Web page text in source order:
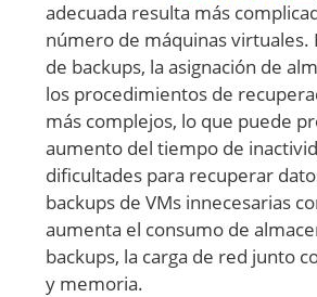
adecuada resulta más
número de máquinas virtuales.
de backups, la asignación de
los procedimientos de
más complejos, lo que puede
aumento del tiempo de
dificultades para recuperar
backups de VMs innecesarias
aumenta el consumo de
backups, la carga de red junto
y memoria.